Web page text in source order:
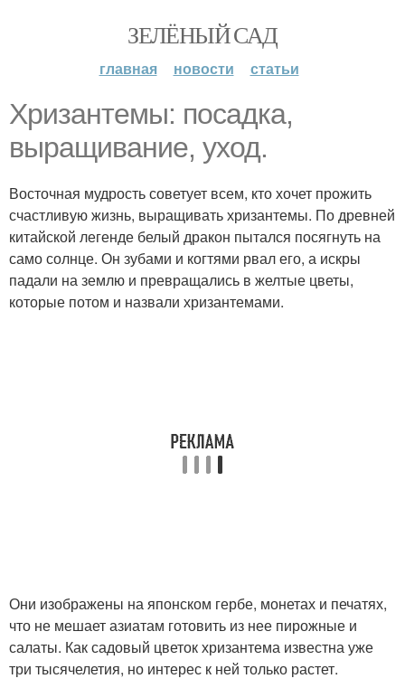
ЗЕЛЁНЫЙ САД
главная новости статьи
Хризантемы: посадка,
выращивание, уход.
Восточная мудрость советует всем, кто хочет прожить
счастливую жизнь, выращивать хризантемы. По древней
китайской легенде белый дракон пытался посягнуть на
само солнце. Он зубами и когтями рвал его, а искры
падали на землю и превращались в желтые цветы,
которые потом и назвали хризантемами.
Они изображены на японском гербе, монетах и печатях,
что не мешает азиатам готовить из нее пирожные и
салаты. Как садовый цветок хризантема известна уже
три тысячелетия, но интерес к ней только растет.